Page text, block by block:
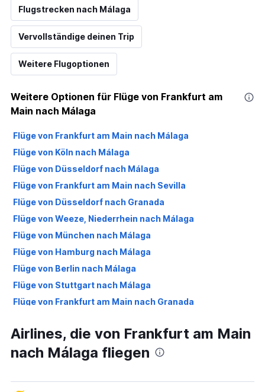
Flugstrecken nach Málaga
Vervollständige deinen Trip
Weitere Flugoptionen
Weitere Optionen für Flüge von Frankfurt am
Main nach Málaga
Flüge von Frankfurt am Main nach Málaga
Flüge von Köln nach Málaga
Flüge von Düsseldorf nach Málaga
Flüge von Frankfurt am Main nach Sevilla
Flüge von Düsseldorf nach Granada
Flüge von Weeze, Niederrhein nach Málaga
Flüge von München nach Málaga
Flüge von Hamburg nach Málaga
Flüge von Berlin nach Málaga
Flüge von Stuttgart nach Málaga
Flüge von Frankfurt am Main nach Granada
Flüge von Frankfurt Hahn nach Málaga
Flüge von München nach Sevilla
Flüge von Berlin nach Granada
Airlines, die von Frankfurt am Main
nach Málaga fliegen